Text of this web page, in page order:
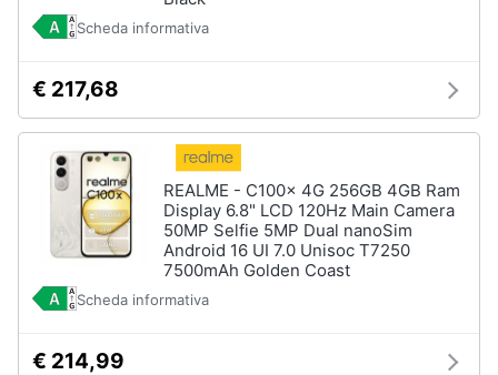
Scheda informativa
€ 217,68
REALME - C100x 4G 256GB 4GB Ram
Display 6.8" LCD 120Hz Main Camera
50MP Selfie 5MP Dual nanoSim
Android 16 UI 7.0 Unisoc T7250
7500mAh Golden Coast
Scheda informativa
€ 214,99